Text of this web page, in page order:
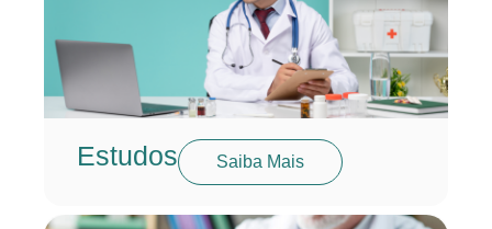
Estudos Saiba Mais